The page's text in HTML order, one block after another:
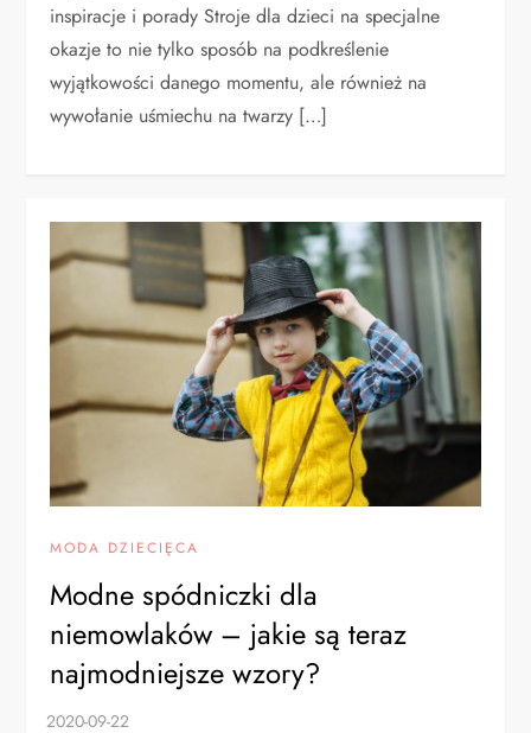
inspiracje i porady Stroje dla dzieci na specjalne
okazje to nie tylko sposób na podkreślenie
wyjątkowości danego momentu, ale również na
wywołanie uśmiechu na twarzy […]
MODA DZIECIĘCA
Modne spódniczki dla
niemowlaków – jakie są teraz
najmodniejsze wzory?